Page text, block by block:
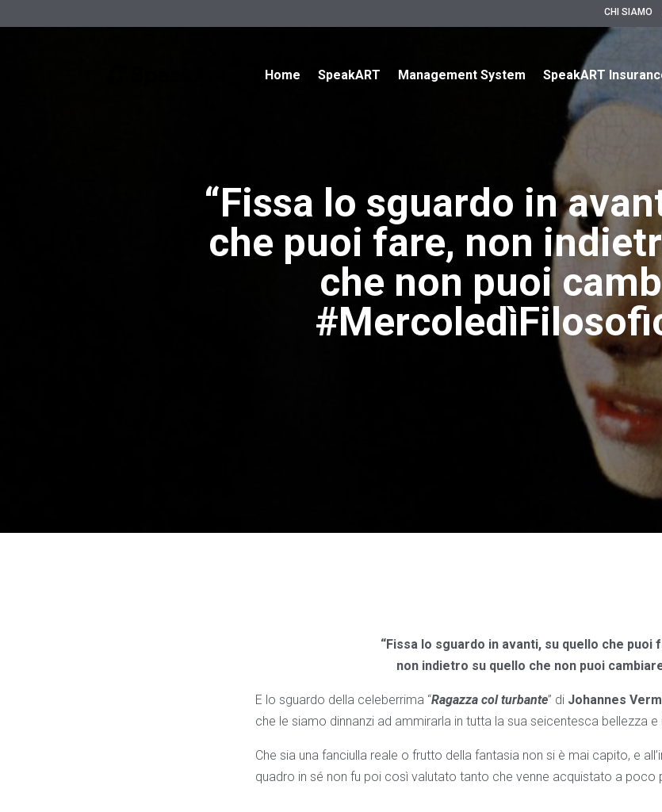
CHI SIAMO
Home SpeakART Management System SpeakART
“Fissa lo sguardo in
che puoi fare, non
che non puoi
“Fissa lo sguardo in avanti, su quello che puoi
non indietro su quello che non puoi
E lo sguardo della celeberrima “Ragazza col turbante” di Johannes
che le siamo dinnanzi ad ammirarla in tutta la sua seicentesca bellezza
Che sia una fanciulla reale o frutto della fantasia non si è mai capito, e
quadro in sé non fu poi così valutato tanto che venne acquistato a poco